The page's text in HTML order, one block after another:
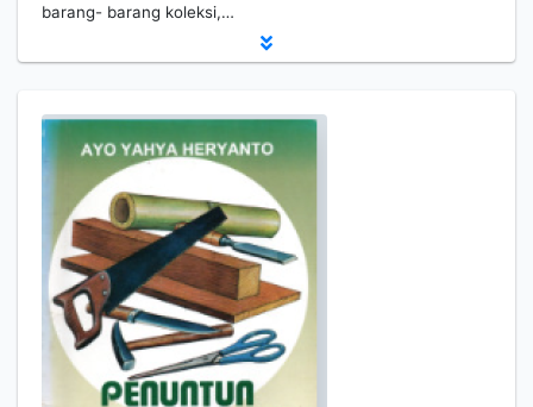
barang- barang koleksi,…